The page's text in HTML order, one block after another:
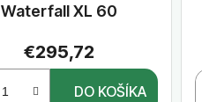
Waterfall XL 60
€295,72
DO KOŠÍKA